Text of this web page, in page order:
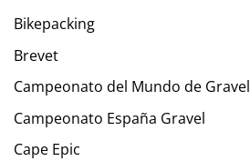
Bikepacking
Brevet
Campeonato del Mundo de Gravel
Campeonato España Gravel
Cape Epic